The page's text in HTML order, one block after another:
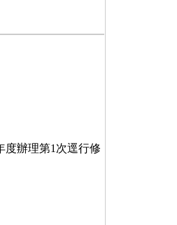
度辦理第1次逕行修